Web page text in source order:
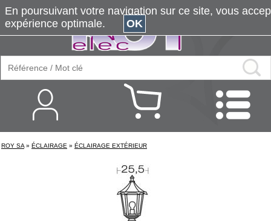
ROY SA » ÉCLAIRAGE » ÉCLAIRAGE EXTÉRIEUR
En poursuivant votre navigation sur ce site, vous
expérience optimale.
OK